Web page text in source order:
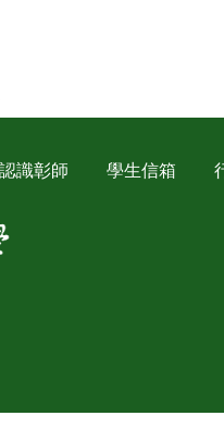
認識彰師 學生信箱